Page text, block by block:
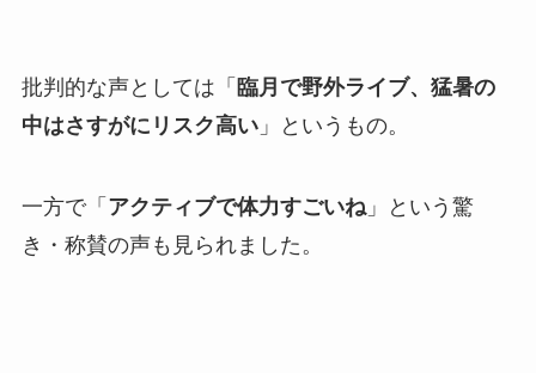
批判的な声としては「 臨月で野外ライブ、猛暑の
中はさすがにリスク高い」というもの。
一方で「 アクティブで体力すごいね」という驚
き・称賛の声も見られました。